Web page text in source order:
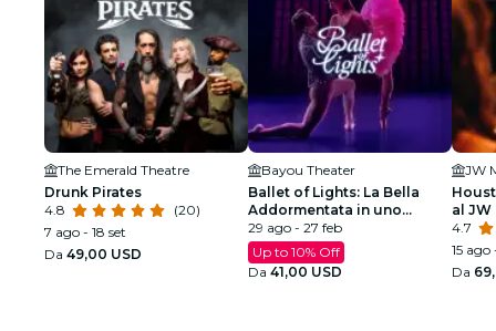
The Emerald Theatre
Drunk Pirates
4.8
(20)
7 ago - 18 set
Da 49,00 USD
Bayou Theater
Ballet of Lights: La Bella
Addormentata in uno
spettacolo scintillante
29 ago - 27 feb
Up to 10% Off
Da 41,00 USD
al
4.7
15 ago
Da